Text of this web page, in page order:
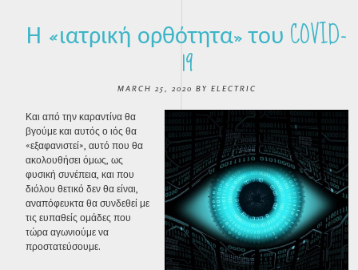
Η «ιατρική ορθότητα» του COVID-
19
MARCH 25, 2020 BY ELECTRIC
Και από την καραντίνα θα
βγούμε και αυτός ο ιός θα
«εξαφανιστεί», αυτό που θα
ακολουθήσει όμως, ως
φυσική συνέπεια, και που
διόλου θετικό δεν θα είναι,
αναπόφευκτα θα συνδεθεί με
τις ευπαθείς ομάδες που
τώρα αγωνιούμε να
προστατεύσουμε.